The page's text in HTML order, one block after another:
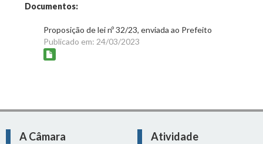
Documentos:
Proposição de lei nº 32/23, enviada ao Prefeito
Publicado em: 24/03/2023
A Câmara
Atividade